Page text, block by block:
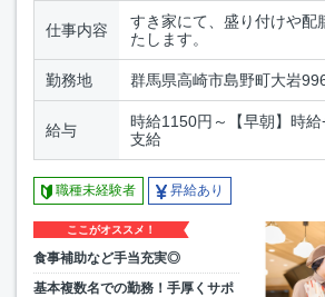
仕事内容
すき家にて、盛り付けや配
たします。
勤務地 群馬県高崎市島野町大岩
給与
時給1150円～【早朝】時
支給
職種未経験者 昇給あり
ここがオススメ！
食事補助など手当充実◎
基本複数名での勤務！手厚くサポ